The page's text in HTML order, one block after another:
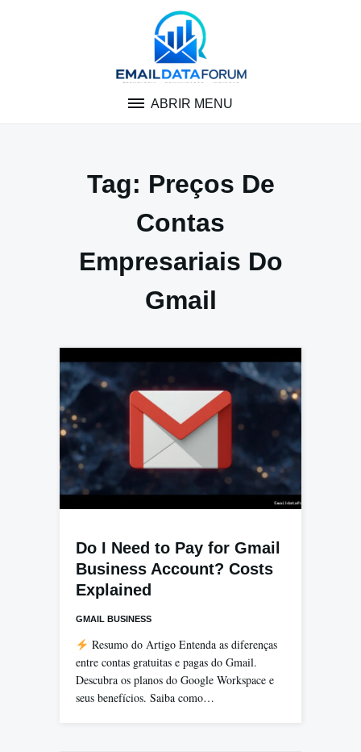
ABRIR MENU
Tag: Preços De
Contas
Empresariais Do
Gmail
Do I Need to Pay for Gmail
Business Account? Costs
Explained
GMAIL BUSINESS
Resumo do Artigo Entenda as diferenças
entre contas gratuitas e pagas do Gmail.
Descubra os planos do Google Workspace e
seus benefícios. Saiba como…